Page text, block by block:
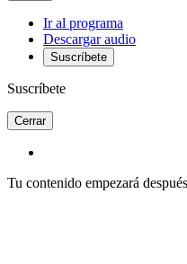
Ir al programa
Descargar audio
Suscríbete
Suscríbete
Cerrar
Tu contenido empezará